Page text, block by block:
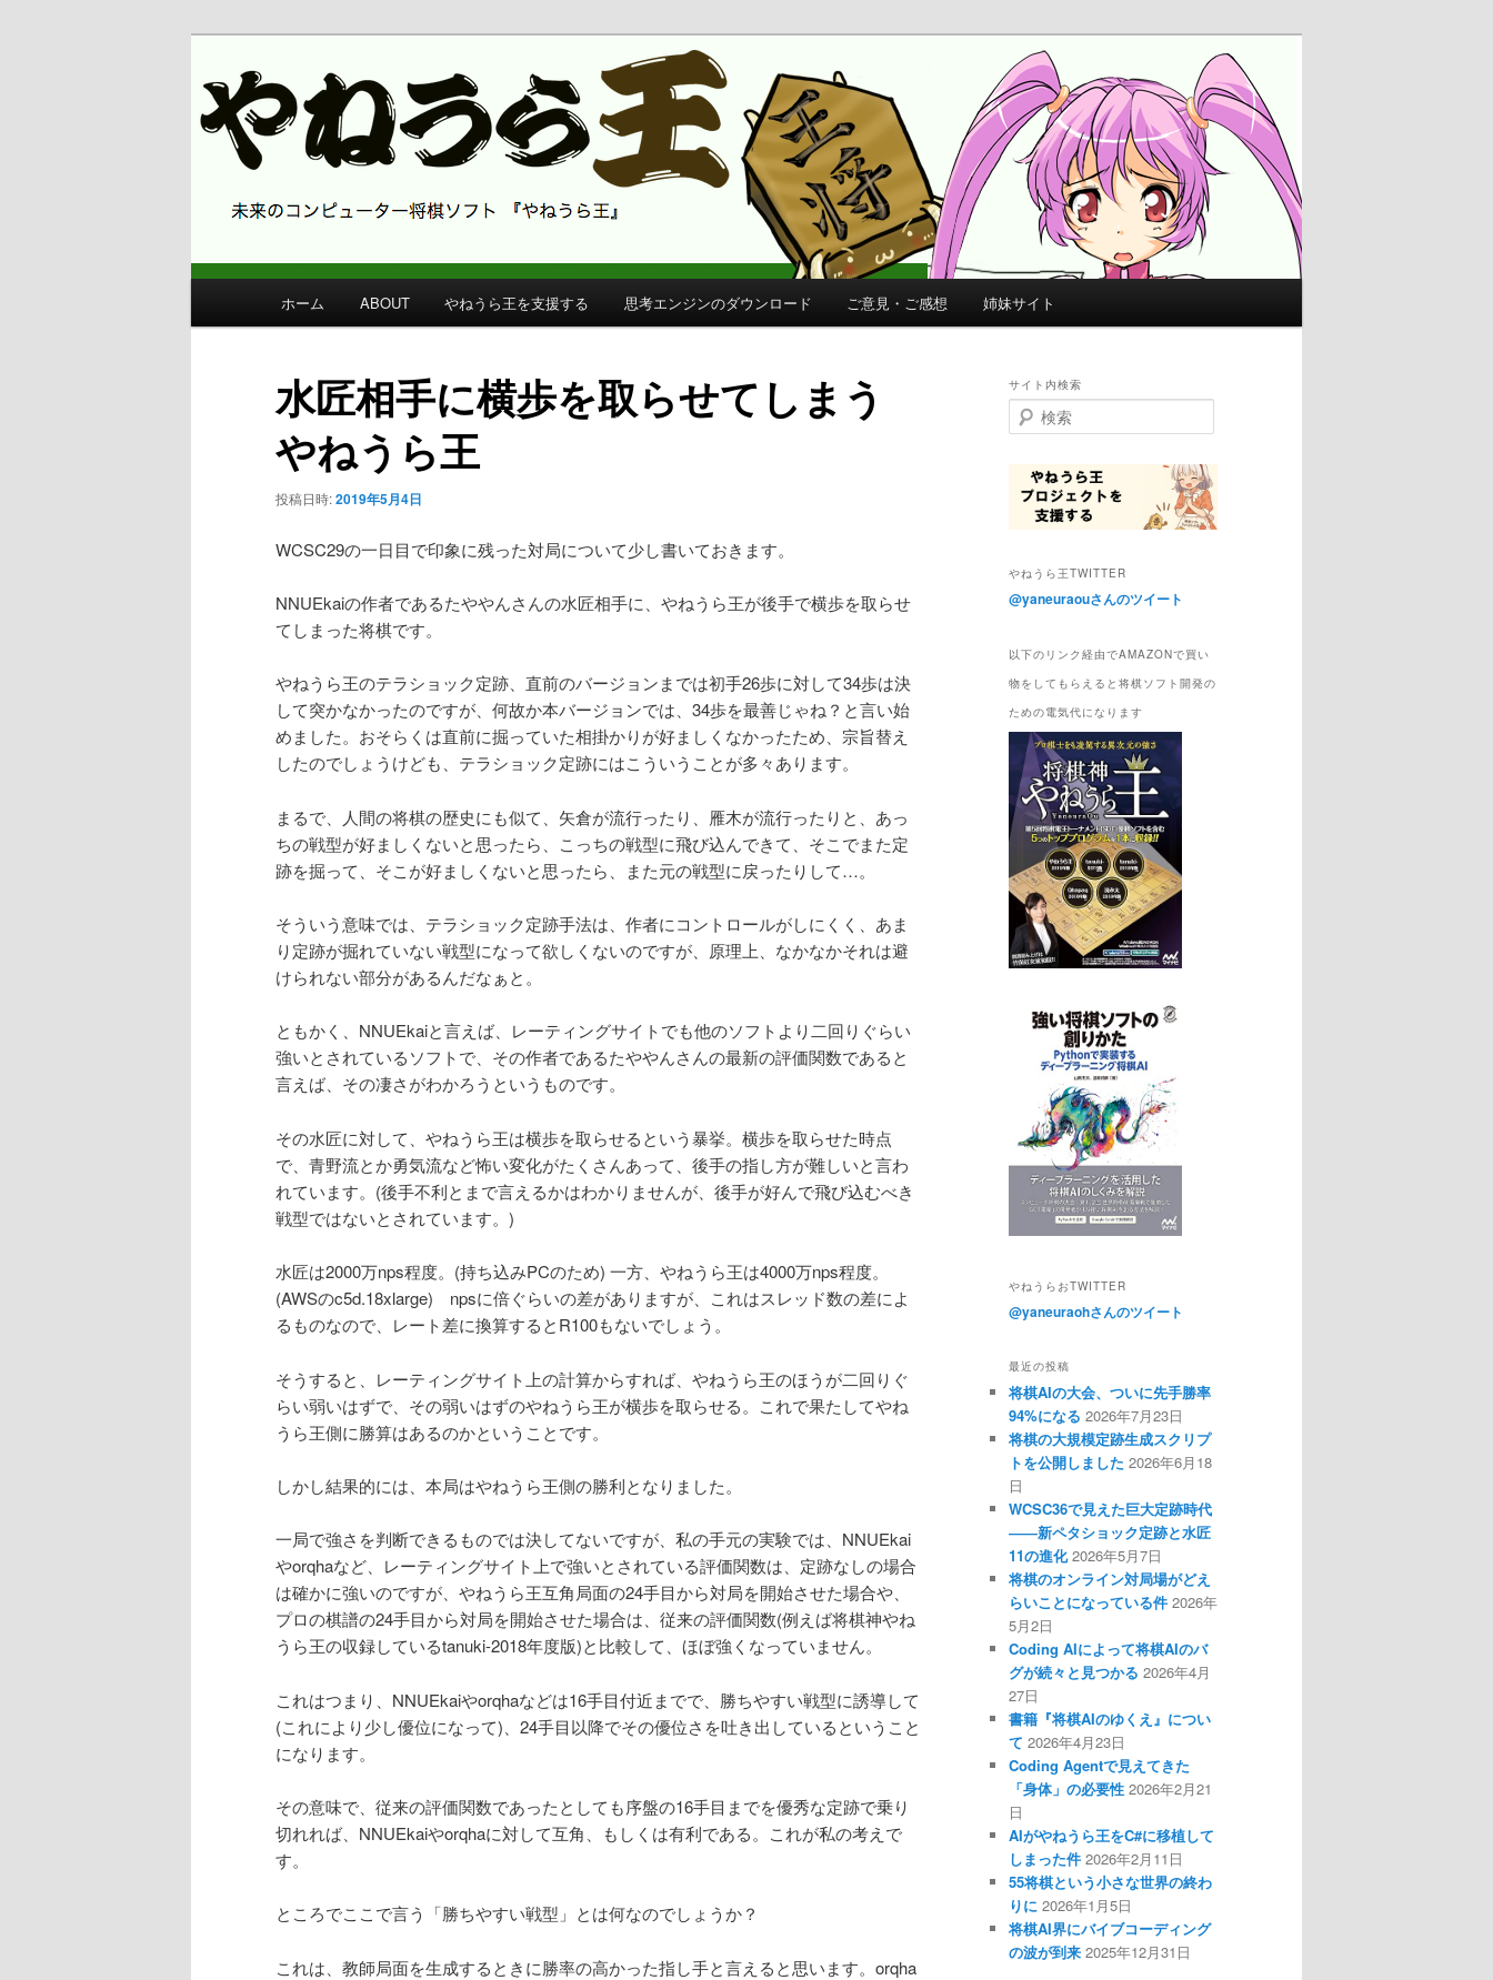
やねうら王 公式サイト
メ
ン
コ
ン
ツ
へ
動
ホーム ABOUT やねうら王を支援する 思考エンジンのダウンロード ご意見・ご感想 姉妹サイト
水匠相手に横歩を取らせてしまう
やねうら王
投稿日時:2019年5月4日
WCSC29の一日目で印象に残った対局について少し書いておきます。
NNUEkaiの作者であるたややんさんの水匠相手に、やねうら王が後手で横歩を取らせ
てしまった将棋です。
やねうら王のテラショック定跡、直前のバージョンまでは初手26歩に対して34歩は決
して突かなかったのですが、何故か本バージョンでは、34歩を最善じゃね？と言い始
めました。おそらくは直前に掘っていた相掛かりが好ましくなかったため、宗旨替え
したのでしょうけども、テラショック定跡にはこういうことが多々あります。
まるで、人間の将棋の歴史にも似て、矢倉が流行ったり、雁木が流行ったりと、あっ
ちの戦型が好ましくないと思ったら、こっちの戦型に飛び込んできて、そこでまた定
跡を掘って、そこが好ましくないと思ったら、また元の戦型に戻ったりして…。
そういう意味では、テラショック定跡手法は、作者にコントロールがしにくく、あま
り定跡が掘れていない戦型になって欲しくないのですが、原理上、なかなかそれは避
けられない部分があるんだなぁと。
ともかく、NNUEkaiと言えば、レーティングサイトでも他のソフトより二回りぐらい
強いとされているソフトで、その作者であるたややんさんの最新の評価関数であると
言えば、その凄さがわかろうというものです。
その水匠に対して、やねうら王は横歩を取らせるという暴挙。横歩を取らせた時点
で、青野流とか勇気流など怖い変化がたくさんあって、後手の指し方が難しいと言わ
れています。(後手不利とまで言えるかはわかりませんが、後手が好んで飛び込むべき
戦型ではないとされています。)
水匠は2000万nps程度。(持ち込みPCのため) 一方、やねうら王は4000万nps程度。
(AWSのc5d.18xlarge) npsに倍ぐらいの差がありますが、これはスレッド数の差によ
るものなので、レート差に換算するとR100もないでしょう。
そうすると、レーティングサイト上の計算からすれば、やねうら王のほうが二回りぐ
らい弱いはずで、その弱いはずのやねうら王が横歩を取らせる。これで果たしてやね
うら王側に勝算はあるのかということです。
しかし結果的には、本局はやねうら王側の勝利となりました。
一局で強さを判断できるものでは決してないですが、私の手元の実験では、NNUEkai
やorqhaなど、レーティングサイト上で強いとされている評価関数は、定跡なしの場合
は確かに強いのですが、やねうら王互角局面の24手目から対局を開始させた場合や、
プロの棋譜の24手目から対局を開始させた場合は、従来の評価関数(例えば将棋神やね
うら王の収録しているtanuki-2018年度版)と比較して、ほぼ強くなっていません。
これはつまり、NNUEkaiやorqhaなどは16手目付近までで、勝ちやすい戦型に誘導して
(これにより少し優位になって)、24手目以降でその優位さを吐き出しているということ
になります。
その意味で、従来の評価関数であったとしても序盤の16手目までを優秀な定跡で乗り
切れれば、NNUEkaiやorqhaに対して互角、もしくは有利である。これが私の考えで
す。
ところでここで言う「勝ちやすい戦型」とは何なのでしょうか？
これは、教師局面を生成するときに勝率の高かった指し手と言えると思います。orqha
サイト内検索
検
索
やねうら王TWITTER
@yaneuraouさんのツイート
以下のリンク経由でAMAZONで買い
物をしてもらえると将棋ソフト開発の
ための電気代になります
やねうらおTWITTER
@yaneuraohさんのツイート
最近の投稿
将棋AIの大会、ついに先手勝率
94%になる 2026年7月23日
将棋の大規模定跡生成スクリプ
トを公開しました 2026年6月18
日
WCSC36で見えた巨大定跡時代
――新ペタショック定跡と水匠
11の進化 2026年5月7日
将棋のオンライン対局場がどえ
らいことになっている件 2026年
5月2日
Coding AIによって将棋AIのバ
グが続々と見つかる 2026年4月
27日
書籍『将棋AIのゆくえ』につい
て 2026年4月23日
Coding Agentで見えてきた
「身体」の必要性 2026年2月21
日
AIがやねうら王をC#に移植して
しまった件 2026年2月11日
55将棋という小さな世界の終わ
りに 2026年1月5日
将棋AI界にバイブコーディング
の波が到来 2025年12月31日